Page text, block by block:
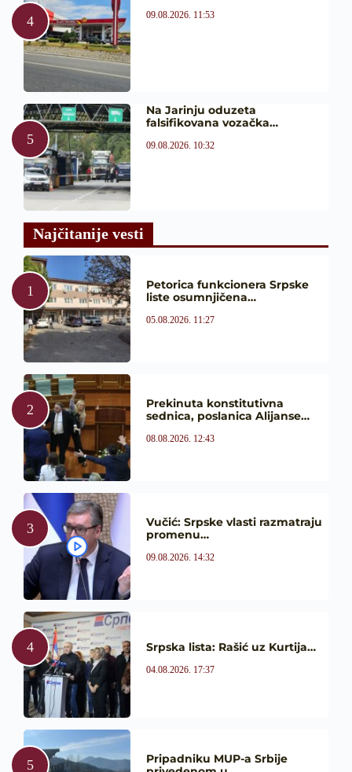
09.08.2026. 11:53
Na Jarinju oduzeta
falsifikovana vozačka…
09.08.2026. 10:32
Najčitanije vesti
Petorica funkcionera Srpske
liste osumnjičena…
05.08.2026. 11:27
Prekinuta konstitutivna
sednica, poslanica Alijanse…
08.08.2026. 12:43
Vučić: Srpske vlasti razmatraju
promenu…
09.08.2026. 14:32
Srpska lista: Rašić uz Kurtija…
04.08.2026. 17:37
Pripadniku MUP-a Srbije